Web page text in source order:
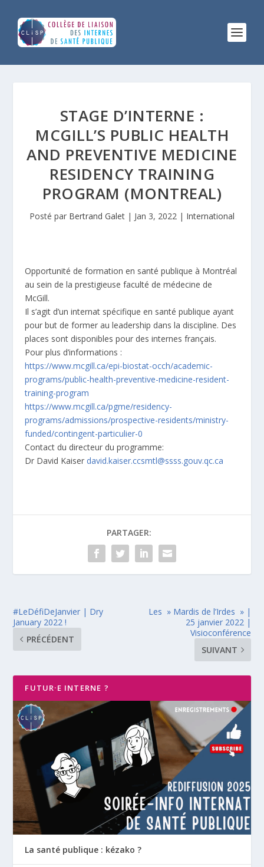
STAGE D’INTERNE :
MCGILL’S PUBLIC HEALTH
AND PREVENTIVE MEDICINE
RESIDENCY TRAINING
PROGRAM (MONTREAL)
Posté par Bertrand Galet | Jan 3, 2022 | International
Opportunité de formation en santé publique à Montréal
au sein de la prestigieuse faculté de médecine de
McGill.
Il s’agit d’un internat spécifique en santé publique ayant
pour but de former au leadership dans la discipline. Des
places sont disponibles pour des internes français.
Pour plus d’informations :
https://www.mcgill.ca/epi-biostat-occh/academic-
programs/public-health-preventive-medicine-resident-
training-program
https://www.mcgill.ca/pgme/residency-
programs/admissions/prospective-residents/ministry-
funded/contingent-particulier-0
Contact du directeur du programme:
Dr David Kaiser david.kaiser.ccsmtl@ssss.gouv.qc.ca
PARTAGER:
#LeDéfiDeJanvier | Dry
January 2022 !
PRÉCÉDENT
Les » Mardis de l’Irdes » |
25 janvier 2022 |
Visioconférence
SUIVANT
FUTUR·E INTERNE ?
La santé publique : kézako ?